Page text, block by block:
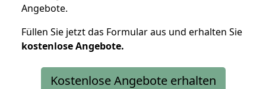
Angebote.
Füllen Sie jetzt das Formular aus und erhalten Sie
kostenloseAngebote.
Kostenlose Angebote erhalten